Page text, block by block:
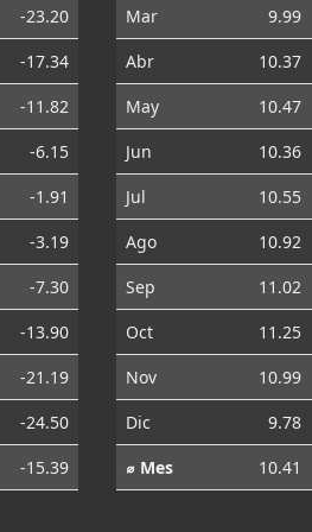
-23.20
-17.34
-11.82
-6.15
-1.91
-3.19
-7.30
-13.90
-21.19
-24.50
-15.39
Mar 9.99
Abr
10.37
May
10.47
Jun
10.36
Jul
10.55
Ago
10.92
Sep
11.02
Oct
11.25
Nov
10.99
Dic
9.78
⌀ Mes
10.41